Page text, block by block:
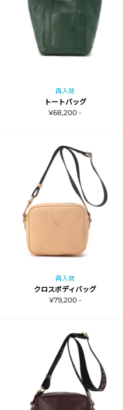
再入荷
トートバッグ
¥68,200 -
再入荷
クロスボディバッグ
¥79,200 -